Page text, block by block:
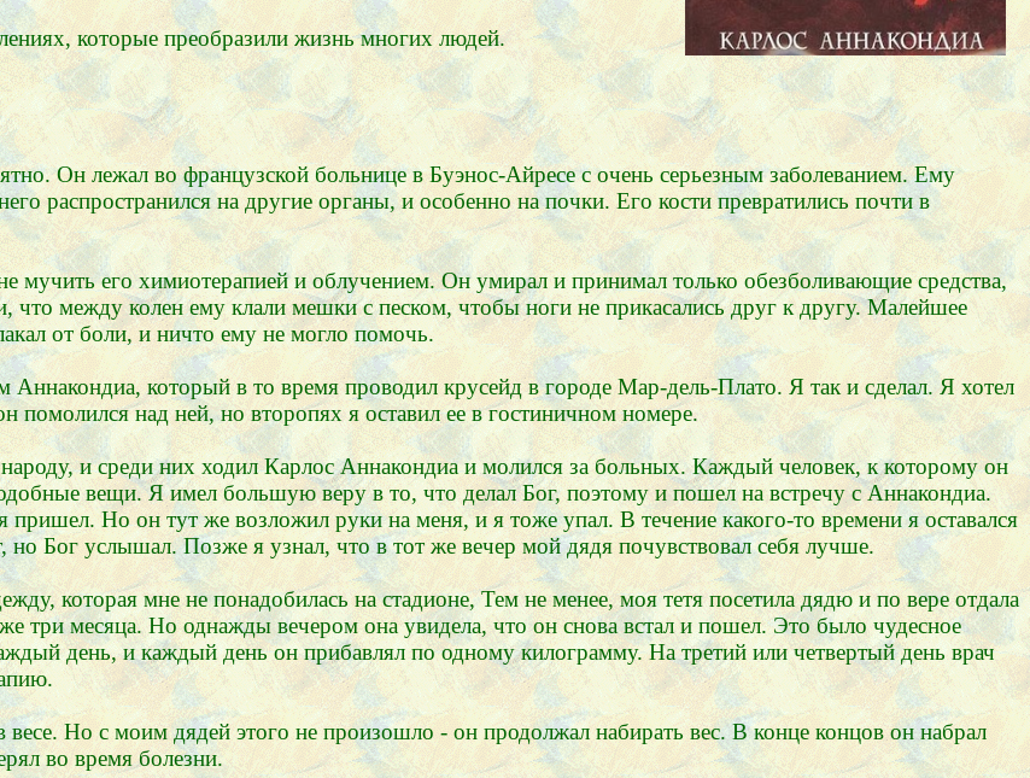
которые преобразили жизнь многих людей.
Он лежал во французской больнице в Буэнос-Айресе с очень серьезным заболеванием. Ему
распространился на другие органы, и особенно на почки. Его кости превратились почти в
мучить его химиотерапией и облучением. Он умирал и принимал только обезболивающие средства,
что между колен ему клали мешки с песком, чтобы ноги не прикасались друг к другу. Малейшее
от боли, и ничто ему не могло помочь.
Аннакондиа, который в то время проводил крусейд в городе Мар-дель-Плато. Я так и сделал. Я хотел
над ней, но второпях я оставил ее в гостиничном номере.
и среди них ходил Карлос Аннакондиа и молился за больных. Каждый человек, к которому он
вещи. Я имел большую веру в то, что делал Бог, поэтому и пошел на встречу с Аннакондиа.
пришел. Но он тут же возложил руки на меня, и я тоже упал. В течение какого-то времени я оставался
Бог услышал. Позже я узнал, что в тот же вечер мой дядя почувствовал себя лучше.
которая мне не понадобилась на стадионе, Тем не менее, моя тетя посетила дядю и по вере отдала
три месяца. Но однажды вечером она увидела, что он снова встал и пошел. Это было чудесное
день, и каждый день он прибавлял по одному килограмму. На третий или четвертый день врач
Но с моим дядей этого не произошло - он продолжал набирать вес. В конце концов он набрал
во время болезни.